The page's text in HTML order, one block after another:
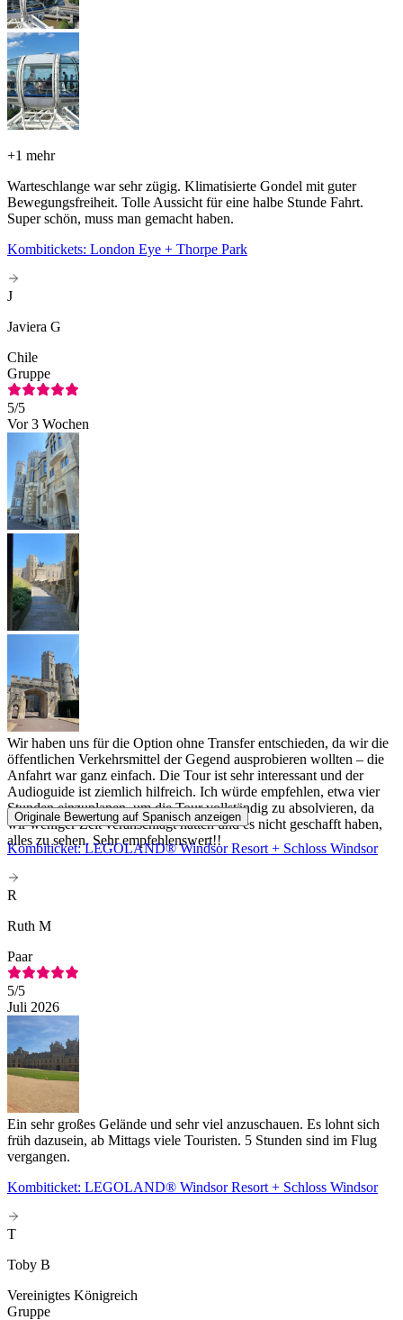
+1 mehr
Warteschlange war sehr zügig. Klimatisierte Gondel mit guter
Bewegungsfreiheit. Tolle Aussicht für eine halbe Stunde Fahrt.
Super schön, muss man gemacht haben.
Kombitickets: London Eye + Thorpe Park
J
Javiera G
Chile
Gruppe
5/5
Vor 3 Wochen
Wir haben uns für die Option ohne Transfer entschieden, da wir die
öffentlichen Verkehrsmittel der Gegend ausprobieren wollten – die
Anfahrt war ganz einfach. Die Tour ist sehr interessant und der
Audioguide ist ziemlich hilfreich. Ich würde empfehlen, etwa vier
Stunden einzuplanen, um die Tour vollständig zu absolvieren, da
wir weniger Zeit veranschlagt hatten und es nicht geschafft haben,
alles zu sehen. Sehr empfehlenswert!!
Originale Bewertung auf Spanisch anzeigen
Kombiticket: LEGOLAND® Windsor Resort + Schloss Windsor
R
Ruth M
Paar
5/5
Juli 2026
Ein sehr großes Gelände und sehr viel anzuschauen. Es lohnt sich
früh dazusein, ab Mittags viele Touristen. 5 Stunden sind im Flug
vergangen.
Kombiticket: LEGOLAND® Windsor Resort + Schloss Windsor
T
Toby B
Vereinigtes Königreich
Gruppe